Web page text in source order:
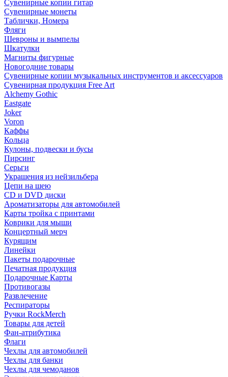
Сувенирные копии гитар
Сувенирные монеты
Таблички, Номера
Фляги
Шевроны и вымпелы
Шкатулки
Магниты фигурные
Новогодние товары
Сувенирные копии музыкальных инструментов и аксессуаров
Сувенирная продукция Free Art
Alchemy Gothic
Eastgate
Joker
Voron
Каффы
Кольца
Кулоны, подвески и бусы
Пирсинг
Серьги
Украшения из нейзильбера
Цепи на шею
CD и DVD диски
Ароматизаторы для автомобилей
Карты тройка с принтами
Коврики для мыши
Концертный мерч
Курящим
Линейки
Пакеты подарочные
Печатная продукция
Подарочные Карты
Противогазы
Развлечение
Респираторы
Ручки RockMerch
Товары для детей
Фан-атрибутика
Флаги
Чехлы для автомобилей
Чехлы для банки
Чехлы для чемоданов